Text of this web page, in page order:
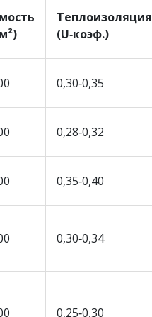
Теплоизоляция
(U‑коэф.)
0,30‑0,35
0,28‑0,32
0,35‑0,40
0,30‑0,34
0,25‑0,30